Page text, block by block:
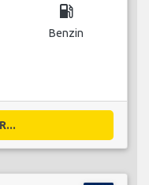
local_gas_station
Benzin